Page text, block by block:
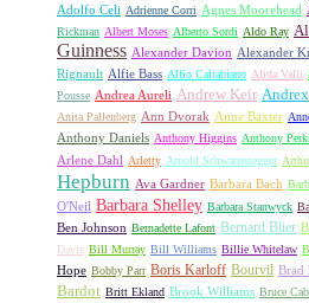
Adolfo Celi Adrienne Corri Agnes Moorehead
Rickman Albert Moses Alberto Sordi Aldo Ray
Guinness Alexander Davion Alexander
Rignault Alfie Bass Alfio Caltabiano Alida Valli
Pousse Andrea Aureli Andrew Keir Andrex
Anita Pallenberg Ann Dvorak Anne Baxter
Anthony Daniels Anthony Higgins Anthony
Arlene Dahl Arletty Arnold Schwarzenegger
Hepburn Ava Gardner Barbara Bach
O'Neil Barbara Shelley Barbara Stanwyck
Ben Johnson Bernadette Lafont Bernard Blier
Davis Bill Murray Bill Williams Billie Whitelaw
Hope Bobby Parr Boris Karloff Bourvil Brad
Bardot Britt Ekland Brook Williams Bruce